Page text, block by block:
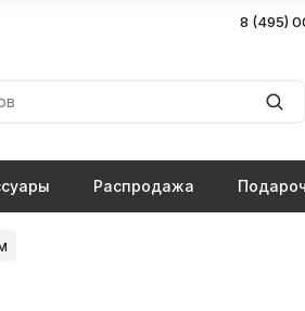
8 (495)
Распродажа